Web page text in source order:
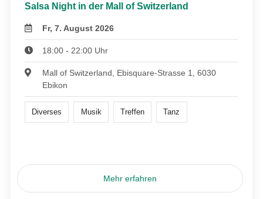
Salsa Night in der Mall of Switzerland
Fr, 7. August 2026
18:00 - 22:00 Uhr
Mall of Switzerland, Ebisquare-Strasse 1, 6030
Ebikon
Diverses Musik Treffen Tanz
Mehr erfahren